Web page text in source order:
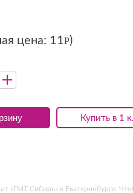
Купить в 1
цена: 11Р)
Сибирь» в Екатеринбурге.